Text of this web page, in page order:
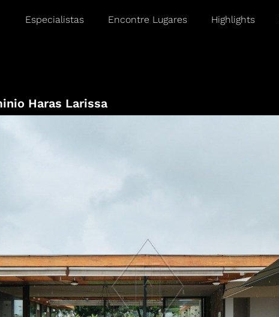
Especialistas Encontre Lugares Highlights
Haras Larissa